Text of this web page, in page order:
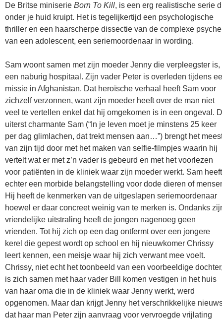
De Britse miniserie Born To Kill, is een erg realistische serie
onder je huid kruipt. Het is tegelijkertijd een psychologische
thriller en een haarscherpe dissectie van de complexe psyche
van een adolescent, een seriemoordenaar in wording.
Sam woont samen met zijn moeder Jenny die verpleegster is,
een naburig hospitaal. Zijn vader Peter is overleden tijdens
missie in Afghanistan. Dat heroïsche verhaal heeft Sam voor
zichzelf verzonnen, want zijn moeder heeft over de man niet
veel te vertellen enkel dat hij omgekomen is in een ongeval.
uiterst charmante Sam (“In je leven moet je minstens 25 keer
per dag glimlachen, dat trekt mensen aan…”) brengt het
van zijn tijd door met het maken van selfie-filmpjes waarin hij
vertelt wat er met z’n vader is gebeurd en met het voorlezen
voor patiënten in de kliniek waar zijn moeder werkt. Sam heeft
echter een morbide belangstelling voor dode dieren of
Hij heeft de kenmerken van de uitgeslapen seriemoordenaar
hoewel er daar concreet weinig van te merken is. Ondanks
vriendelijke uitstraling heeft de jongen nagenoeg geen
vrienden. Tot hij zich op een dag ontfermt over een jongere
kerel die gepest wordt op school en hij nieuwkomer Chrissy
leert kennen, een meisje waar hij zich verwant mee voelt.
Chrissy, niet echt het toonbeeld van een voorbeeldige
is zich samen met haar vader Bill komen vestigen in het huis
van haar oma die in de kliniek waar Jenny werkt, werd
opgenomen. Maar dan krijgt Jenny het verschrikkelijke
dat haar man Peter zijn aanvraag voor vervroegde vrijlating